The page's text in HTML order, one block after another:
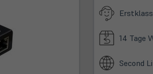
14 Tage
Second